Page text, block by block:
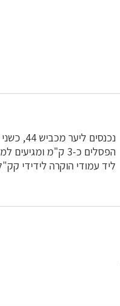
ליד עמודי הוקרה לידידי